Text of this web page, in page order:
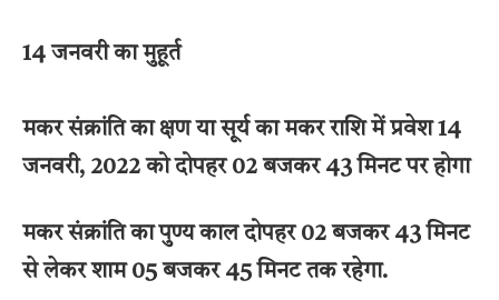
14 जनवरी का मुहूर्त
मकर संक्रांति का क्षण या सूर्य का मकर राशि में प्रवेश 14
जनवरी, 2022 को दोपहर 02 बजकर 43 मिनट पर होगा
मकर संक्रांति का पुण्य काल दोपहर 02 बजकर 43 मिनट
से लेकर शाम 05 बजकर 45 मिनट तक रहेगा.